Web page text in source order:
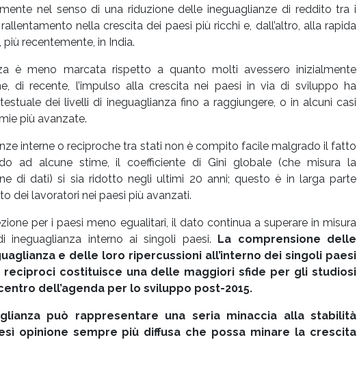
nel senso di una riduzione delle ineguaglianze di reddito tra i
nella crescita dei paesi più ricchi e, dall’altro, alla rapida
recentemente, in India.
è meno marcata rispetto a quanto molti avessero inizialmente
di recente, l’impulso alla crescita nei paesi in via di sviluppo ha
dei livelli di ineguaglianza fino a raggiungere, o in alcuni casi
più avanzate.
interne o reciproche tra stati non è compito facile malgrado il fatto
ad alcune stime, il coefficiente di Gini globale (che misura la
di dati) si sia ridotto negli ultimi 20 anni; questo è in larga parte
dei lavoratori nei paesi più avanzati.
per i paesi meno egualitari, il dato continua a superare in misura
ineguaglianza interno ai singoli paesi. La comprensione delle
e delle loro ripercussioni all’interno dei singoli paesi
costituisce una delle maggiori sfide per gli studiosi
dell’agenda per lo sviluppo post-2015.
può rappresentare una seria minaccia alla stabilità
opinione sempre più diffusa che possa minare la crescita